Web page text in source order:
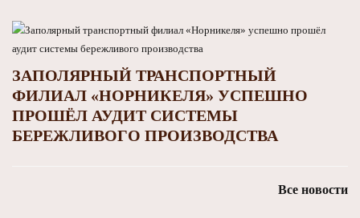
ЗАПОЛЯРНЫЙ ТРАНСПОРТНЫЙ
ФИЛИАЛ «НОРНИКЕЛЯ» УСПЕШНО
ПРОШЁЛ АУДИТ СИСТЕМЫ
БЕРЕЖЛИВОГО ПРОИЗВОДСТВА
Все новости